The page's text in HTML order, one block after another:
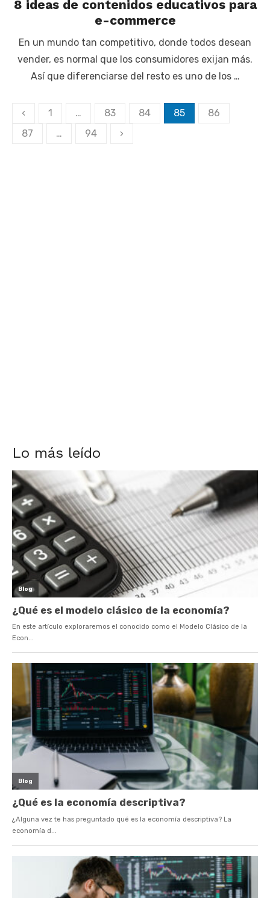
8 ideas de contenidos educativos para
e-commerce
En un mundo tan competitivo, donde todos desean
vender, es normal que los consumidores exijan más.
Así que diferenciarse del resto es uno de los …
Paginación
de
‹ 1 … 83 84 85
86
87
… 94 ›
Lo más leído